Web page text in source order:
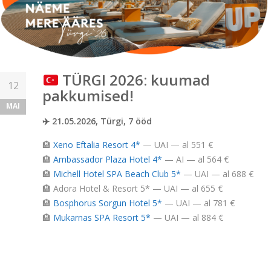
12
MAI
TÜRGI 2026: kuumad
pakkumised!
✈️ 21.05.2026, Türgi, 7 ööd
🏨 Xeno Eftalia Resort 4* — UAI — al 551 €
🏨 Ambassador Plaza Hotel 4* — AI — al 564 €
🏨 Michell Hotel SPA Beach Club 5* — UAI — al 688 €
🏨 Adora Hotel & Resort 5* — UAI — al 655 €
🏨 Bosphorus Sorgun Hotel 5* — UAI — al 781 €
🏨 Mukarnas SPA Resort 5* — UAI — al 884 €